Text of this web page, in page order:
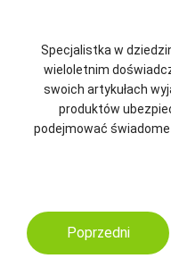
Specjalistka w
wieloletnim
swoich artykułach
produktów
podejmować
Poprzedni